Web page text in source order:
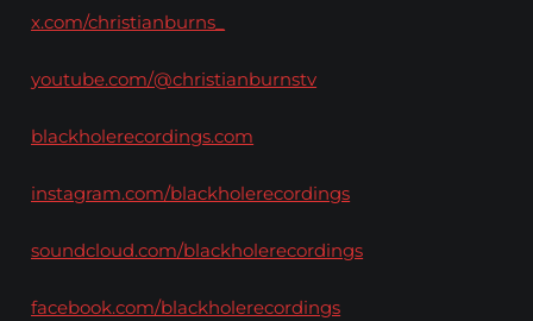
x.com/christianburns_
youtube.com/@christianburnstv
blackholerecordings.com
instagram.com/blackholerecordings
soundcloud.com/blackholerecordings
facebook.com/blackholerecordings